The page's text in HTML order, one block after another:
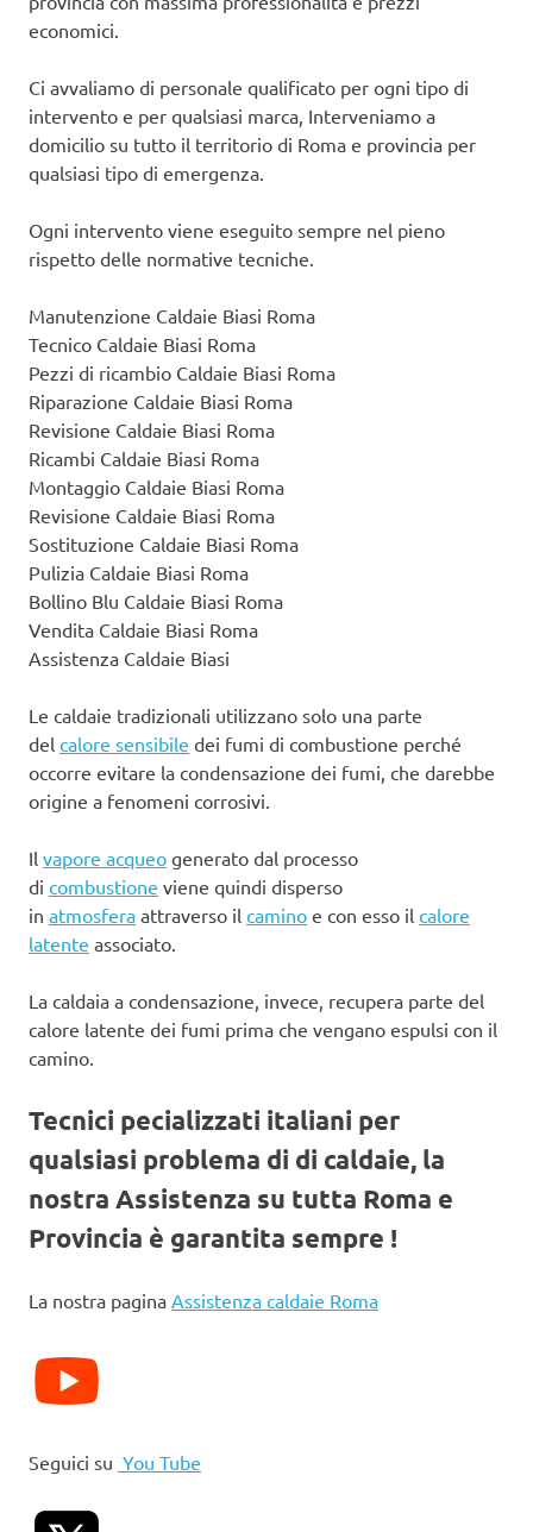
economici.
Ci avvaliamo di personale qualificato per ogni tipo di
intervento e per qualsiasi marca, Interveniamo a
domicilio su tutto il territorio di Roma e provincia per
qualsiasi tipo di emergenza.
Ogni intervento viene eseguito sempre nel pieno
rispetto delle normative tecniche.
Manutenzione Caldaie Biasi Roma
Tecnico Caldaie Biasi Roma
Pezzi di ricambio Caldaie Biasi Roma
Riparazione Caldaie Biasi Roma
Revisione Caldaie Biasi Roma
Ricambi Caldaie Biasi Roma
Montaggio Caldaie Biasi Roma
Revisione Caldaie Biasi Roma
Sostituzione Caldaie Biasi Roma
Pulizia Caldaie Biasi Roma
Bollino Blu Caldaie Biasi Roma
Vendita Caldaie Biasi Roma
Assistenza Caldaie Biasi
Le caldaie tradizionali utilizzano solo una parte
del calore sensibile dei fumi di combustione perché
occorre evitare la condensazione dei fumi, che darebbe
origine a fenomeni corrosivi.
Il vapore acqueo generato dal processo
di combustione viene quindi disperso
in atmosfera attraverso il camino e con esso il calore
latente associato.
La caldaia a condensazione, invece, recupera parte del
calore latente dei fumi prima che vengano espulsi con il
camino.
Tecnici pecializzati italiani per
qualsiasi problema di di caldaie, la
nostra Assistenza su tutta Roma e
Provincia è garantita sempre !
La nostra pagina Assistenza caldaie Roma
Seguici su You Tube